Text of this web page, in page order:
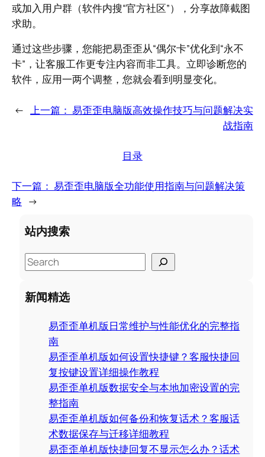
或加入用户群（软件内搜“官方社区”），分享故障截图
求助。
通过这些步骤，您能把易歪歪从“偶尔卡”优化到“永不
卡”，让客服工作更专注内容而非工具。立即诊断您的
软件，应用一两个调整，您就会看到明显变化。
← 上一篇： 易歪歪电脑版高效操作技巧与问题解决实
战指南
目录
下一篇： 易歪歪电脑版全功能使用指南与问题解决策
略 →
站内搜索
S
e
a
r
新闻精选
易歪歪单机版日常维护与性能优化的完整指
南
易歪歪单机版如何设置快捷键？客服快捷回
复按键设置详细操作教程
易歪歪单机版数据安全与本地加密设置的完
整指南
易歪歪单机版如何备份和恢复话术？客服话
术数据保存与迁移详细教程
易歪歪单机版快捷回复不显示怎么办？话术